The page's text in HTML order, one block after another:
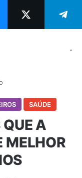
-
SAÚDE
A
MELHOR